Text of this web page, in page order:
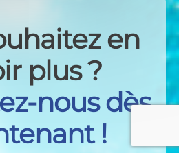
en
plus ?
nous dès
!